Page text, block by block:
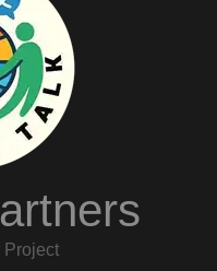
Project